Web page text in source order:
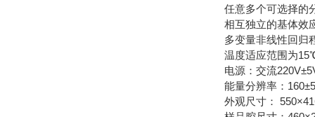
任意多个可选择的
相互独立的基体效
多变量非线性回归
温度适应范围为
电源：交流
能量分辨率：
外观尺寸：